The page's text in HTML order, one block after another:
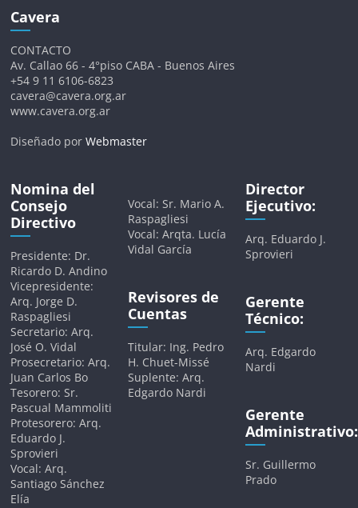
Cavera
CONTACTO
Av. Callao 66 - 4°piso CABA - Buenos Aires
+54 9 11 6106-6823
cavera@cavera.org.ar
www.cavera.org.ar
Diseñado porWebmaster
Nomina del
Consejo
Directivo
Presidente: Dr.
Ricardo D. Andino
Vicepresidente:
Arq. Jorge D.
Raspagliesi
Secretario: Arq.
José O. Vidal
Prosecretario: Arq.
Juan Carlos Bo
Tesorero: Sr.
Pascual Mammoliti
Protesorero: Arq.
Eduardo J.
Sprovieri
Vocal: Arq.
Santiago Sánchez
Elía
Vocal: Sr. Mario A.
Raspagliesi
Vocal: Arqta. Lucía
Vidal García
Revisores de
Cuentas
Titular: Ing. Pedro
H. Chuet-Missé
Suplente: Arq.
Edgardo Nardi
Director
Ejecutivo:
Arq. Eduardo J.
Sprovieri
Gerente
Técnico:
Arq. Edgardo
Nardi
Gerente
Administrativo:
Sr. Guillermo
Prado